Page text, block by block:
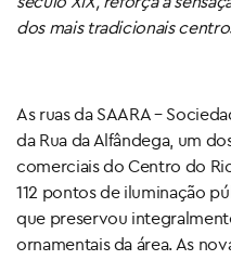
dos mais tradicionais
As ruas da SAARA –
da Rua da Alfândega, um
comerciais do Centro do
112 pontos de iluminação
que preservou
ornamentais da área. As